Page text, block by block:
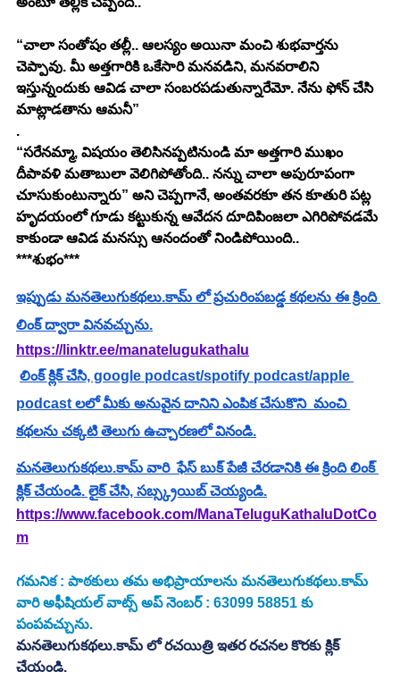
“చాలా సంతోషం తల్లీ.. ఆలస్యం అయినా మంచి శుభవార్తను
చెప్పావు. మీ అత్తగారికి ఒకేసారి మనవడిని, మనవరాలిని
ఇస్తున్నందుకు ఆవిడ చాలా సంబరపడుతున్నారేమో. నేను ఫోన్ చేసి
మాట్లాడతాను ఆమనీ”
.
“సరేనమ్మా, విషయం తెలిసినప్పటినుండి మా అత్తగారి ముఖం
దీపావళి మతాబులా వెలిగిపోతోంది.. నన్ను చాలా అపురూపంగా
చూసుకుంటున్నారు” అని చెప్పగానే, అంతవరకూ తన కూతురి పట్ల
హృదయంలో గూడు కట్టుకున్న ఆవేదన దూదిపింజలా ఎగిరిపోవడమే
కాకుండా ఆవిడ మనస్సు ఆనందంతో నిండిపోయింది..
***శుభం***
ఇప్పుడు మనతెలుగుకథలు.కామ్ లో ప్రచురింపబడ్డ కథలను ఈ క్రింది
లింక్ ద్వారా వినవచ్చును.
https://linktr.ee/manatelugukathalu
లింక్ క్లిక్ చేసి, google podcast/spotify podcast/apple
podcast లలో మీకు అనువైన దానిని ఎంపిక చేసుకొని  మంచి
కథలను చక్కటి తెలుగు ఉచ్చారణలో వినండి.
మనతెలుగుకథలు.కామ్ వారి  ఫేస్ బుక్ పేజీ చేరడానికి ఈ క్రింది లింక్
క్లిక్ చేయండి. లైక్ చేసి, సబ్స్క్రయిబ్ చెయ్యండి.
https://www.facebook.com/ManaTeluguKathaluDotCo
m
గమనిక : పాఠకులు తమ అభిప్రాయాలను మనతెలుగుకథలు.కామ్
వారి అఫీషియల్ వాట్స్ అప్ నెంబర్ : 63099 58851 కు
పంపవచ్చును.
మనతెలుగుకథలు.కామ్ లో రచయిత్రి ఇతర రచనల కొరకు క్లిక్
చేయండి.